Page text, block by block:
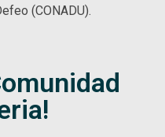
(CONADU).